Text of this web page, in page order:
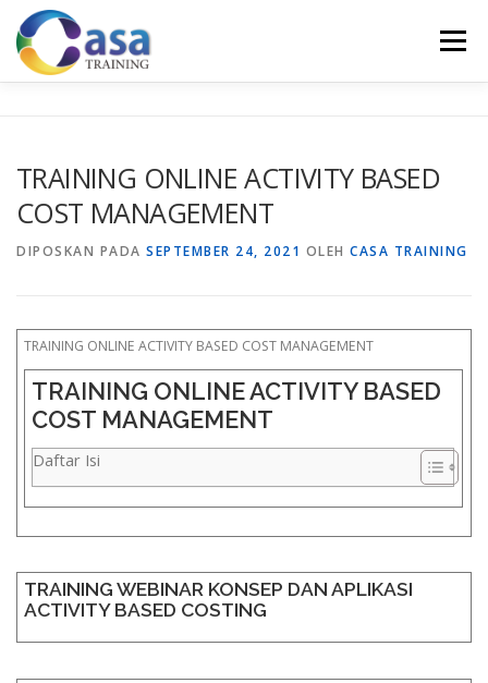
Lompat
konten
Menu
KONTAK KAMI SERTIFIKASI
TRAINING ONLINE ACTIVITY BASED
COST MANAGEMENT
DIPOSKAN PADA SEPTEMBER 24, 2021 OLEH CASA TRAINING
TRAINING ONLINE ACTIVITY BASED COST MANAGEMENT
TRAINING ONLINE ACTIVITY BASED
COST MANAGEMENT
Daftar Isi
TRAINING WEBINAR KONSEP DAN APLIKASI
ACTIVITY BASED COSTING